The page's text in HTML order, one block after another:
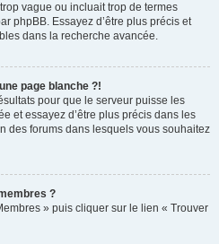
vague ou incluait trop de termes
phpBB. Essayez d’être plus précis et
dans la recherche avancée.
page blanche ?!
pour que le serveur puisse les
et essayez d’être plus précis dans les
des forums dans lesquels vous souhaitez
?
» puis cliquer sur le lien « Trouver